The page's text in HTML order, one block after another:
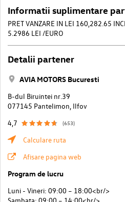
Informatii suplimentare
PRET VANZARE IN LEI 160,282.65
5.2986 LEI /EURO
Detalii partener
AVIA MOTORS Bucuresti
B-dul Biruintei nr.39
077145 Pantelimon, Ilfov
4,7
(653)
Calculare ruta
Afisare pagina web
Program de lucru
Luni - Vineri: 09:00 – 18:00<br/>
Sambata: 09:00 – 14:00<br/>